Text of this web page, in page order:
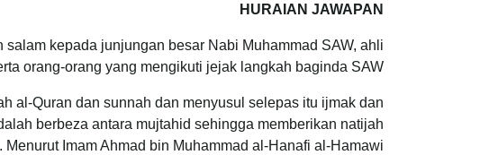
HURAIAN JAWAPAN
kepada junjungan besar Nabi Muhammad SAW, ahli
orang-orang yang mengikuti jejak langkah baginda SAW.
al-Quran dan sunnah dan menyusul selepas itu ijmak dan
berbeza antara mujtahid sehingga memberikan natijah
Imam Ahmad bin Muhammad al-Hanafi al-Hamawi